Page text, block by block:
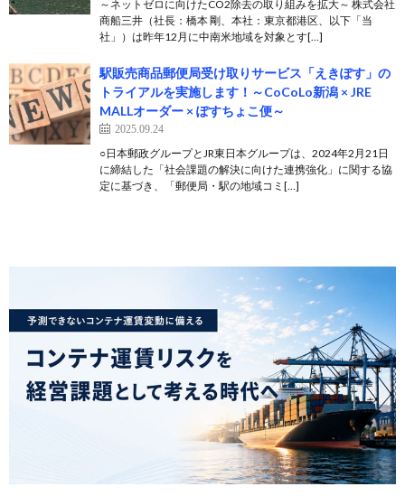
～ネットゼロに向けたCO2除去の取り組みを拡大～ 株式会社
商船三井（社長：橋本 剛、本社：東京都港区、以下「当
社」）は昨年12月に中南米地域を対象とす[…]
駅販売商品郵便局受け取りサービス「えきぽす」の
トライアルを実施します！～CoCoLo新潟 × JRE
MALLオーダー × ぽすちょこ便～
2025.09.24
○日本郵政グループとJR東日本グループは、2024年2月21日
に締結した「社会課題の解決に向けた連携強化」に関する協
定に基づき、「郵便局・駅の地域コミ[…]